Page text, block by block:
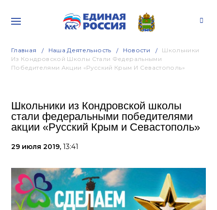
Главная Наша Деятельность Новости
Школьники
Из Кондровской Школы Стали Федеральными
Победителями Акции «Русский Крым И Севастополь»
Школьники из Кондровской школы
стали федеральными победителями
акции «Русский Крым и Севастополь»
29 июля 2019, 13:41